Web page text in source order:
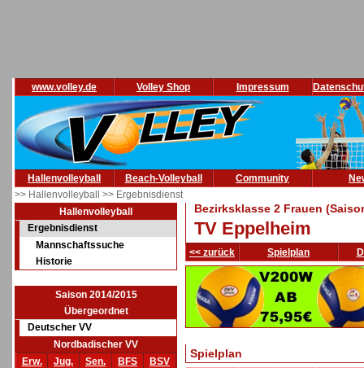
www.volley.de Volley Shop Impressum
Hallenvolleyball Beach-Volleyball Community
>> Hallenvolleyball >> Ergebnisdienst
Hallenvolleyball
Ergebnisdienst
Mannschaftssuche
Historie
Saison 2014/2015
Übergeordnet
Deutscher VV
Nordbadischer VV
Erw.
Jug. Sen. BFS
BSV
Bezirksklasse 2 Frauen
TV Eppelheim
<< zurück Spielplan
Spielplan